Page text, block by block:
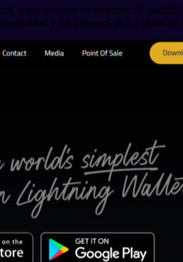
especialmente en términos de
y los intereses de los usuarios